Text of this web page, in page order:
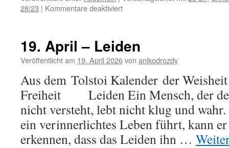
28/23 | Kommentare deaktiviertfür
Selbstvervollkommnung
19. April – Leiden
Veröffentlicht am 19. April 2026von anikodrozdy
Aus dem Tolstoi Kalender der
Freiheit Leiden Ein Mensch, der
nicht versteht, lebt nicht klug und
ein verinnerlichtes Leben führt, kann
erkennen, dass das Leiden ihn …